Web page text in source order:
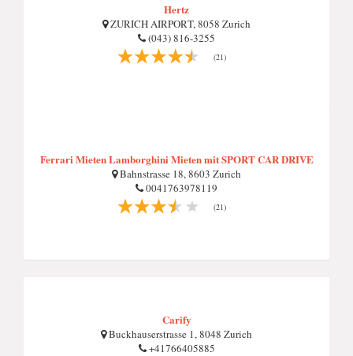
Hertz
ZURICH AIRPORT, 8058 Zurich
(043) 816-3255
(21)
Ferrari Mieten Lamborghini Mieten mit SPORT CAR DRIVE
Bahnstrasse 18, 8603 Zurich
0041763978119
(21)
Carify
Buckhauserstrasse 1, 8048 Zurich
+41766405885